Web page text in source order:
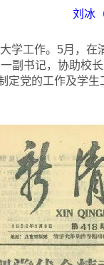
刘冰
学工作。5月，在
副书记，协助校
定党的工作及学